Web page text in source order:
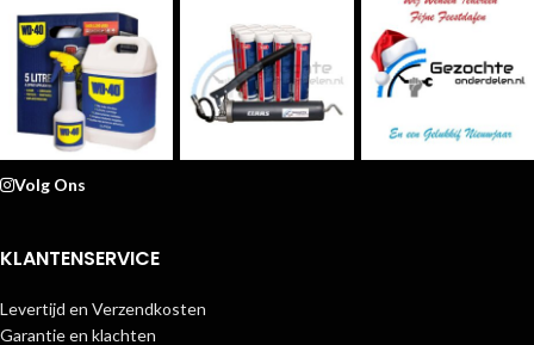
Volg Ons
KLANTENSERVICE
Levertijd en Verzendkosten
Garantie en klachten